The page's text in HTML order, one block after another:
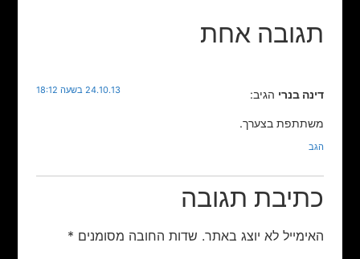
תגובה אחת
דינה בנרי הגיב: 24.10.13 בשעה 18:12
משתתפת בצערך.
הגב
כתיבת תגובה
האימייל לא יוצג באתר. שדות החובה מסומנים *